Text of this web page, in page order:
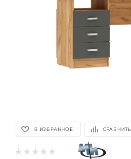
В ИЗБРАННОЕ СРАВНИТЬ